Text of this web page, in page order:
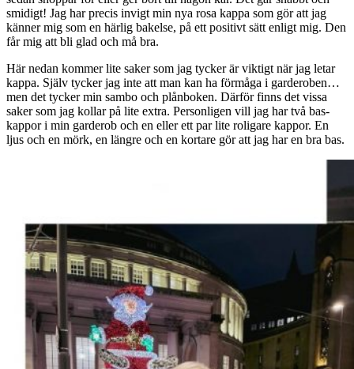
smidigt! Jag har precis invigt min nya rosa kappa som gör att jag
känner mig som en härlig bakelse, på ett positivt sätt enligt mig. Den
får mig att bli glad och må bra.
Här nedan kommer lite saker som jag tycker är viktigt när jag letar
kappa. Själv tycker jag inte att man kan ha förmåga i garderoben…
men det tycker min sambo och plånboken. Därför finns det vissa
saker som jag kollar på lite extra. Personligen vill jag har två bas-
kappor i min garderob och en eller ett par lite roligare kappor. En
ljus och en mörk, en längre och en kortare gör att jag har en bra bas.